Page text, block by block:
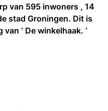
van 595 inwoners , 14
stad Groningen. Dit is
‘ De winkelhaak. ‘